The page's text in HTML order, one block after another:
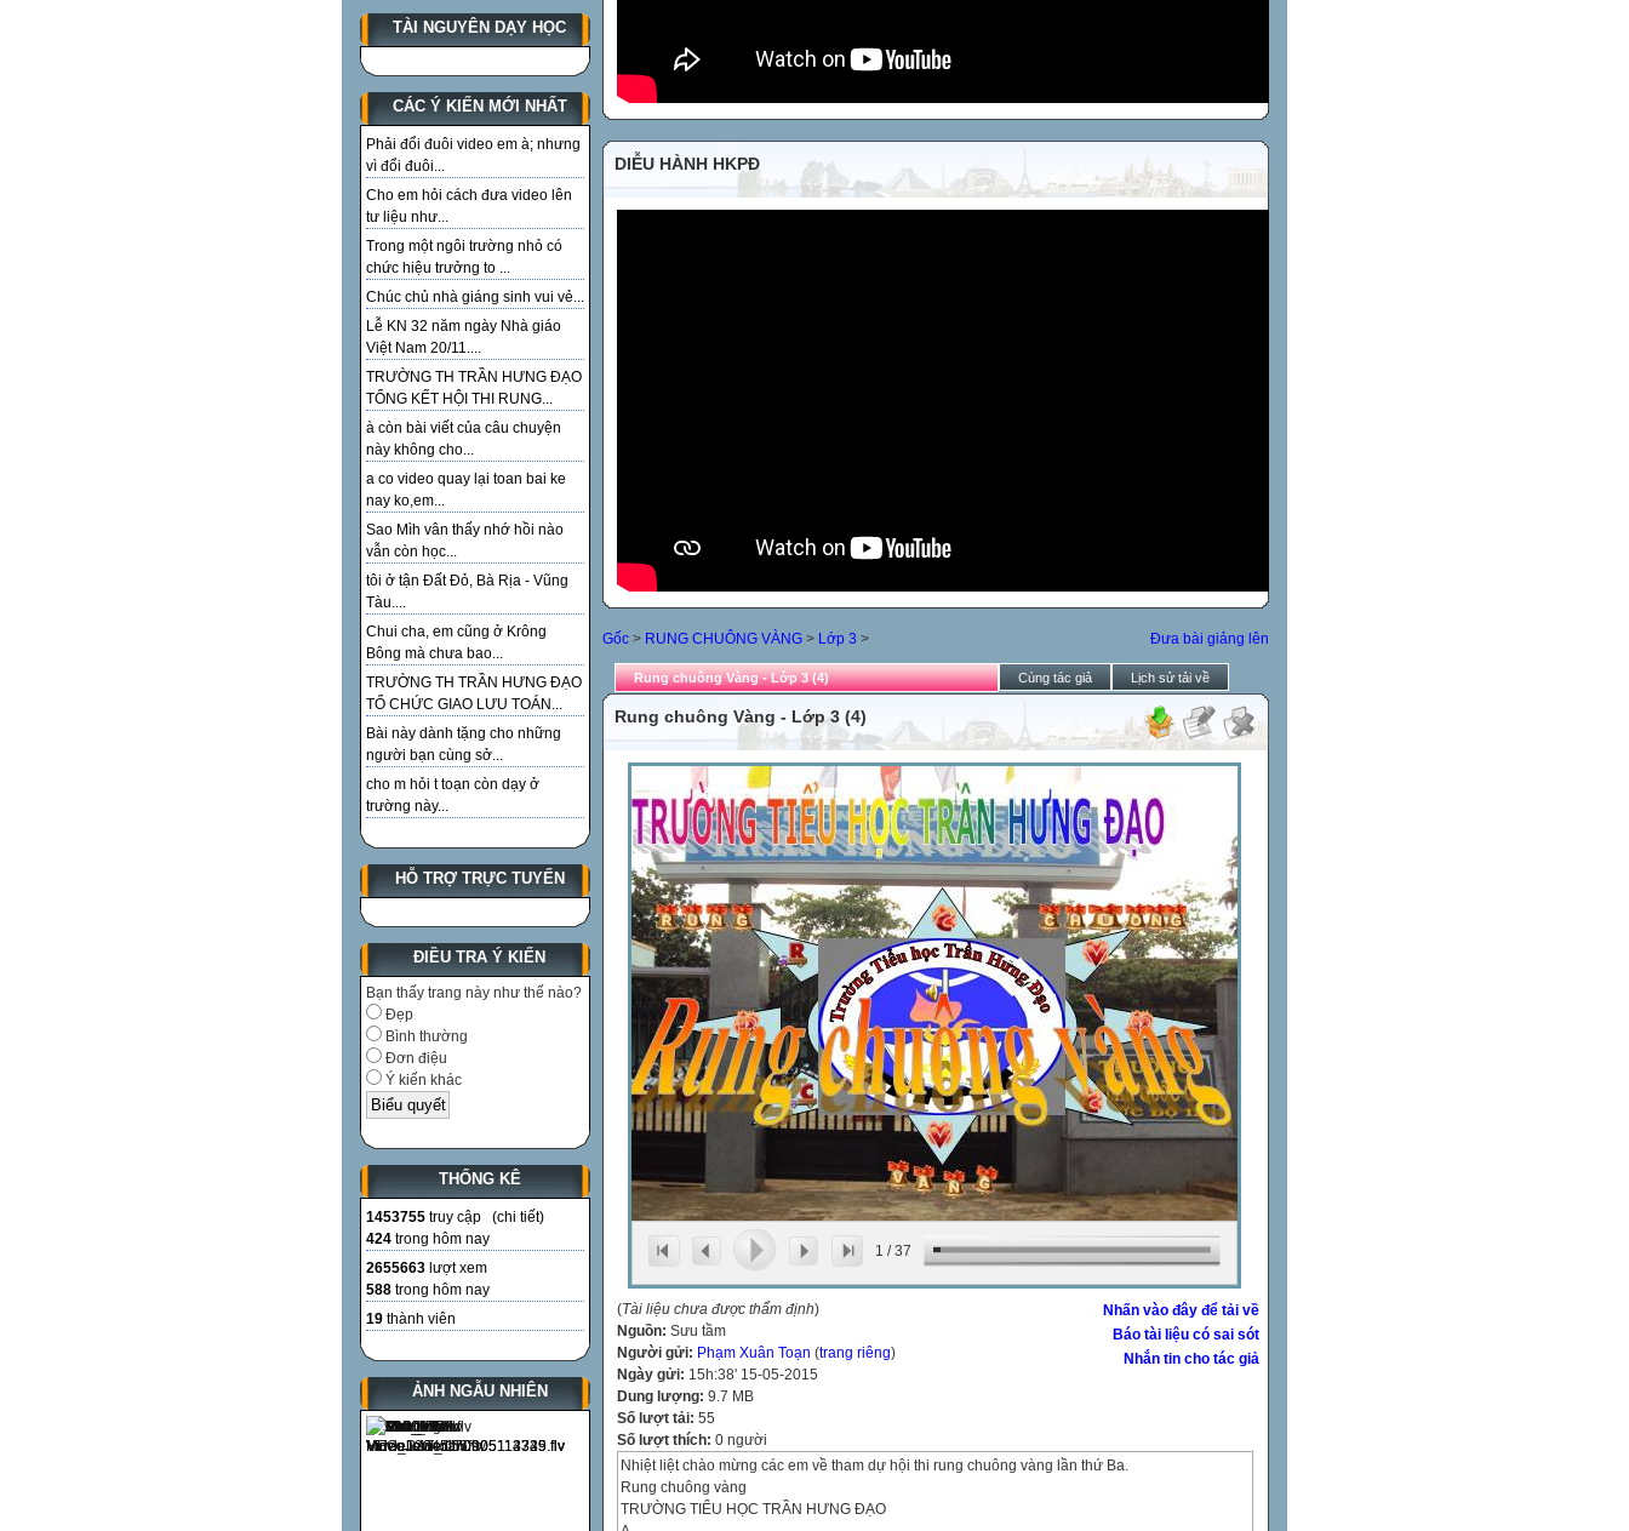
TÀI NGUYÊN DẠY HỌC
CÁC Ý KIẾN MỚI NHẤT
Phải đổi đuôi video em à; nhưng
vì đổi đuôi...
Cho em hỏi cách đưa video lên
tư liệu như...
Trong một ngôi trường nhỏ có
chức hiệu trưởng to ...
Chúc chủ nhà giáng sinh vui vẻ...
Lễ KN 32 năm ngày Nhà giáo
Việt Nam 20/11....
TRƯỜNG TH TRẦN HƯNG ĐẠO
TỔNG KẾT HỘI THI RUNG...
à còn bài viết của câu chuyện
này không cho...
a co video quay lại toan bai ke
nay ko,em...
Sao Mìh vân thấy nhớ hồi nào
vẫn còn học...
tôi ở tận Đất Đỏ, Bà Rịa - Vũng
Tàu....
Chui cha, em cũng ở Krông
Bông mà chưa bao...
TRƯỜNG TH TRẦN HƯNG ĐẠO
TỔ CHỨC GIAO LƯU TOÁN...
Bài này dành tặng cho những
người bạn cùng sở...
cho m hỏi t toạn còn dạy ở
trường này...
HỖ TRỢ TRỰC TUYẾN
ĐIỀU TRA Ý KIẾN
Bạn thấy trang này như thế nào?
Đẹp
Bình thường
Đơn điệu
Ý kiến khác
THỐNG KÊ
1453755 truy cập (chi tiết)
424 trong hôm nay
2655663 lượt xem
588 trong hôm nay
19 thành viên
ẢNH NGẪU NHIÊN
DIỄU HÀNH HKPĐ
Đưa bài giảng lên
Gốc > RUNG CHUÔNG VÀNG > Lớp 3 >
Rung chuông Vàng - Lớp 3 (4) Cùng tác giả Lịch sử tải về
Rung chuông Vàng - Lớp 3 (4)
1 /37
Nhấn vào đây để tải về
Báo tài liệu có sai sót
Nhắn tin cho tác giả
(Tài liệu chưa được thẩm định)
Nguồn: Sưu tầm
Người gửi: Phạm Xuân Toạn (trang riêng)
Ngày gửi: 15h:38' 15-05-2015
Dung lượng: 9.7 MB
Số lượt tải: 55
Số lượt thích: 0 người
Nhiệt liệt chào mừng các em về tham dự hội thi rung chuông vàng lần thứ Ba.
Rung chuông vàng
TRƯỜNG TIỂU HỌC TRẦN HƯNG ĐẠO